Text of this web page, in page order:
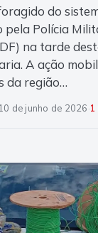
do
pela Polícia
na tarde
A ação
da região…
10 de junho de 2026·